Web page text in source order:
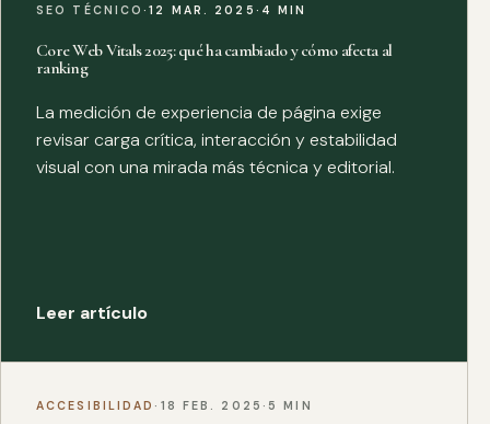
SEO TÉCNICO·12 MAR. 2025 · 4 MIN
Core Web Vitals 2025: qué ha cambiado y cómo afecta al
ranking
La medición de experiencia de página exige
revisar carga crítica, interacción y estabilidad
visual con una mirada más técnica y editorial.
Leer artículo
ACCESIBILIDAD · 18 FEB. 2025 · 5 MIN